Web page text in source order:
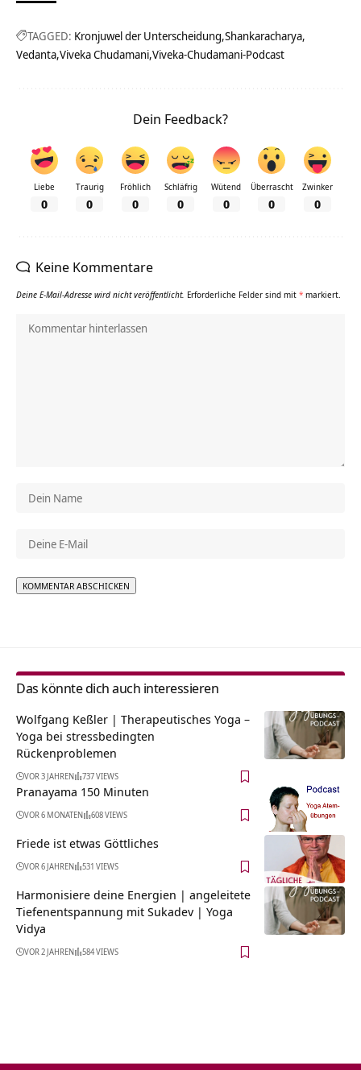
TAGGED: Kronjuwel der Unterscheidung Shankaracharya
Vedanta Viveka Chudamani Viveka-Chudamani-Podcast
Dein Feedback?
Liebe
0
Traurig
0
Fröhlich
0
Schläfrig
0
Wütend
0
Überrascht
0
Zwinker
0
Keine Kommentare
Deine E-Mail-Adresse wird nicht veröffentlicht. Erforderliche Felder sind mit * markiert.
Das könnte dich auch interessieren
Wolfgang Keßler | Therapeutisches Yoga –
Yoga bei stressbedingten
Rückenproblemen
VOR 3 JAHREN 737 VIEWS
Pranayama 150 Minuten
VOR 6 MONATEN 608 VIEWS
Friede ist etwas Göttliches
VOR 6 JAHREN 531 VIEWS
Harmonisiere deine Energien | angeleitete
Tiefenentspannung mit Sukadev | Yoga
Vidya
VOR 2 JAHREN 584 VIEWS